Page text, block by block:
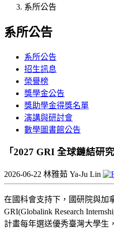
系所公告
系所公告
系所公告
招生訊息
榮譽榜
獎學金公告
獎助學金得獎名單
演講與研討會
數學圖書館公告
「2027 GRI 全球鏈結研
2026-06-22 林雅茹 Ya-Ju Lin
在國科會支持下，國研院與加
GRI(Globalink Research
計畫每年選送優秀臺灣大學生